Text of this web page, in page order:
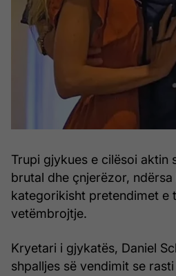
Trupi gjykues e cilësoi aktin
brutal dhe çnjerëzor,
kategorikisht pretendimet e
vetëmbrojtje.
Kryetari i gjykatës, Daniel
shpalljes së vendimit se